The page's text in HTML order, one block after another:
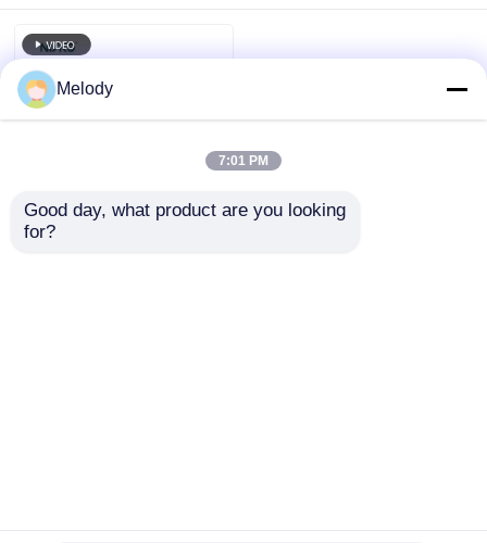
Melody
7:01 PM
Good day, what product are you looking
for?